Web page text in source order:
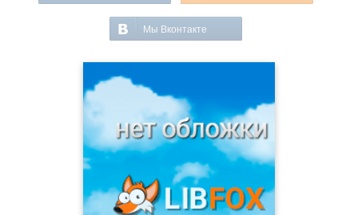
Мы Вконтакте